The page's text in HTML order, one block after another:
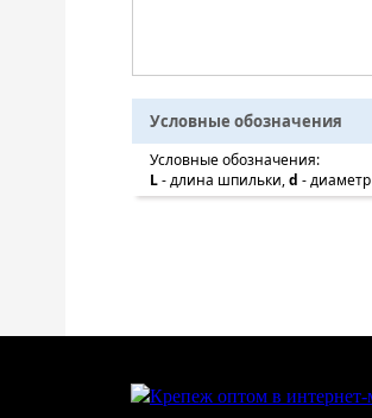
Условные обозначения
Условные обозначения:
L- длина шпильки,d - диаметр